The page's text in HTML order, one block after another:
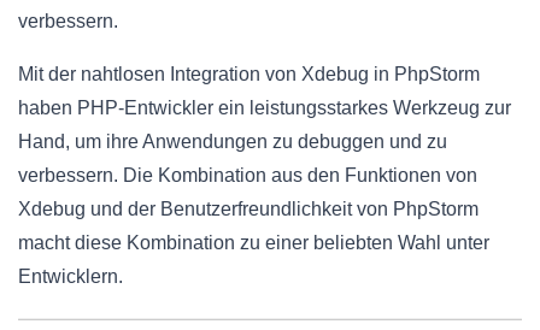
verbessern.
Mit der nahtlosen Integration von Xdebug in PhpStorm
haben PHP-Entwickler ein leistungsstarkes Werkzeug zur
Hand, um ihre Anwendungen zu debuggen und zu
verbessern. Die Kombination aus den Funktionen von
Xdebug und der Benutzerfreundlichkeit von PhpStorm
macht diese Kombination zu einer beliebten Wahl unter
Entwicklern.